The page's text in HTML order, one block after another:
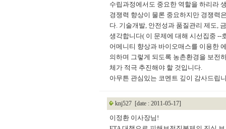
수립과정에서도 중요한 역할을 하리라
경쟁력 향상이 물론 중요하지만 경쟁력
다. 기술개발, 안전성과 품질관리 제도,
생각합니다( 이 문제에 대해 시선집중 --
어메니티 향상과 바이오매스를 이용한
의하며 그렇게 되도록 농촌환경을 보전
체가 적극 추진해야 할 것입니다.
아무튼 관심있는 코멘트 깊이 감사드립
knj527 [date : 2011-05-17]
이정환 이사장님!